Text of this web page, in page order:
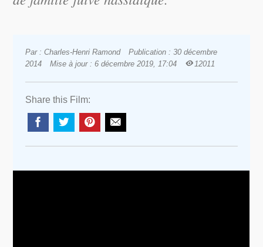
Par : Charles-Henri Ramond
Publication : 30 décembre
2014
Mise à jour : 6 décembre 2019, 17:04 12011
Share this Film: